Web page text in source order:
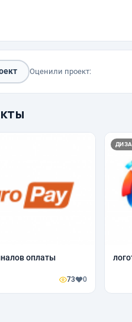
Оценили проект:
оплаты
73 0